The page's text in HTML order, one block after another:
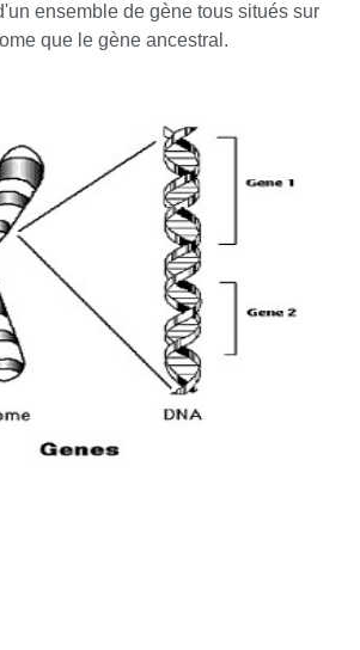
ensemble de gène tous situés sur
que le gène ancestral.